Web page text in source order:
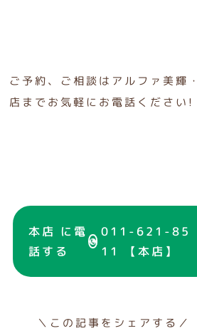
ご予約、ご相談はアルファ美輝
店までお気軽にお電話ください!
本店 に電
話する
011-621-85
11 【本店】
＼この記事をシェアする／